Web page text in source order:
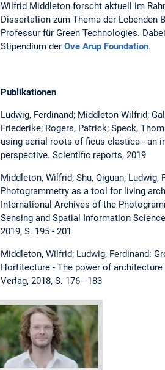
Wilfrid Middleton forscht aktuell im
Dissertation zum Thema der Lebenden
Professur für Green Technologies.
Stipendium der Ove Arup Foundation.
Publikationen
Ludwig, Ferdinand; Middleton Wilfrid;
Friederike; Rogers, Patrick; Speck,
using aerial roots of ficus elastica - an
perspective. Scientific reports, 2019
Middleton, Wilfrid; Shu, Qiguan; Ludwig,
Photogrammetry as a tool for living
International Archives of the
Sensing and Spatial Information
2019, S. 195 - 201
Middleton, Wilfrid; Ludwig, Ferdinand:
Hortitecture - The power of
Verlag, 2018, S. 176 - 183